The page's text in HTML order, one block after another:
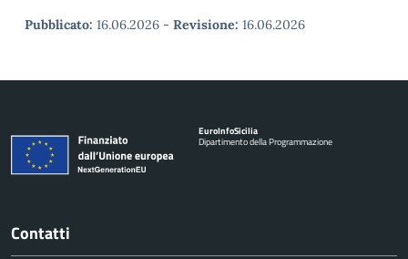
Pubblicato: 16.06.2026 - Revisione: 16.06.2026
EuroInfoSicilia
Dipartimento della Programmazione
Contatti